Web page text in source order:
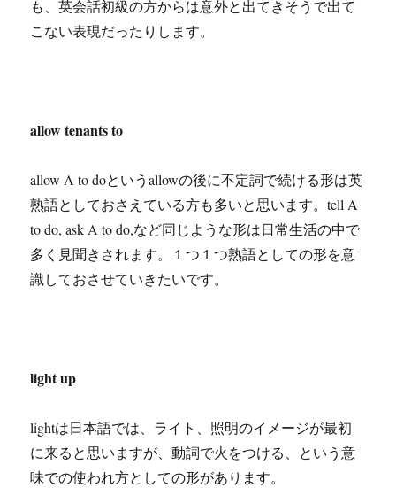
も、英会話初級の方からは意外と出てきそうで出て
こない表現だったりします。
allow tenants to
allow A to doというallowの後に不定詞で続ける形は英
熟語としておさえている方も多いと思います。tell A
to do, ask A to do,など同じような形は日常生活の中で
多く見聞きされます。１つ１つ熟語としての形を意
識しておさせていきたいです。
light up
lightは日本語では、ライト、照明のイメージが最初
に来ると思いますが、動詞で火をつける、という意
味での使われ方としての形があります。